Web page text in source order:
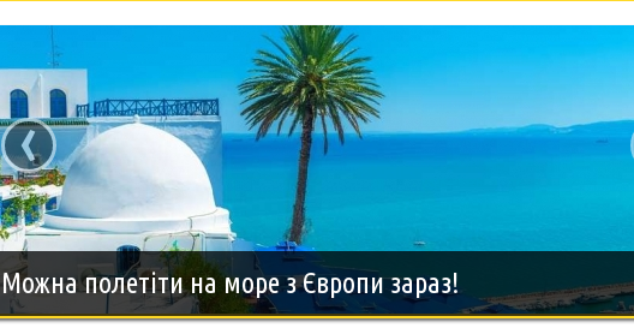
Можна полетіти на море з Європи зараз!
‹